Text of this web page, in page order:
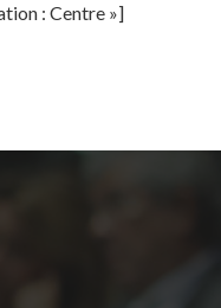
: Centre »]